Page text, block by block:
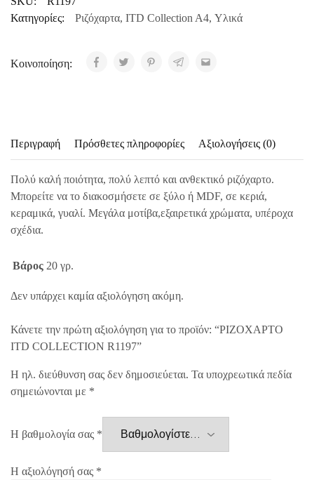
Κατηγορίες:
Ριζόχαρτα, ITD Collection A4, Υλικά
Κοινοποίηση:
Περιγραφή Πρόσθετες πληροφορίες Αξιολογήσεις (0)
Πολύ καλή ποιότητα, πολύ λεπτό και ανθεκτικό ριζόχαρτο.
Μπορείτε να το διακοσμήσετε σε ξύλο ή MDF, σε κεριά,
κεραμικά, γυαλί. Μεγάλα μοτίβα,εξαιρετικά χρώματα, υπέροχα
σχέδια.
Βάρος 20 γρ.
Δεν υπάρχει καμία αξιολόγηση ακόμη.
Κάνετε την πρώτη αξιολόγηση για το προϊόν: “ΡΙΖΟΧΑΡΤΟ
ITD COLLECTION R1197”
Η ηλ. διεύθυνση σας δεν δημοσιεύεται. Τα υποχρεωτικά πεδία
σημειώνονται με *
Η βαθμολογία σας *
Η αξιολόγησή σας *